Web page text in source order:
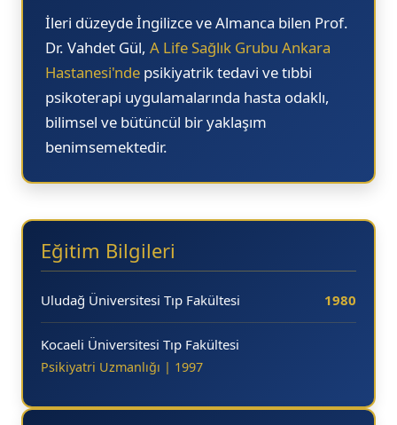
10.00
10.30
11.00
11.30
12.00
13.30
14.00
15.30
16.00
17.00
İleri düzeyde İngilizce ve Almanca bilen Prof.
Dr. Vahdet Gül, A Life Sağlık Grubu Ankara
Hastanesi'nde psikiyatrik tedavi ve tıbbi
psikoterapi uygulamalarında hasta odaklı,
bilimsel ve bütüncül bir yaklaşım
benimsemektedir.
Eğitim Bilgileri
Uludağ Üniversitesi Tıp Fakültesi 1980
Kocaeli Üniversitesi Tıp Fakültesi
Psikiyatri Uzmanlığı | 1997